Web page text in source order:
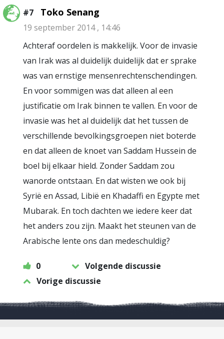
#7 Toko Senang
19 september 2014 , 14:46
Achteraf oordelen is makkelijk. Voor de invasie
van Irak was al duidelijk duidelijk dat er sprake
was van ernstige mensenrechtenschendingen.
En voor sommigen was dat alleen al een
justificatie om Irak binnen te vallen. En voor de
invasie was het al duidelijk dat het tussen de
verschillende bevolkingsgroepen niet boterde
en dat alleen de knoet van Saddam Hussein de
boel bij elkaar hield. Zonder Saddam zou
wanorde ontstaan. En dat wisten we ook bij
Syrië en Assad, Libië en Khadaffi en Egypte met
Mubarak. En toch dachten we iedere keer dat
het anders zou zijn. Maakt het steunen van de
Arabische lente ons dan medeschuldig?
0
Volgende discussie
Vorige discussie